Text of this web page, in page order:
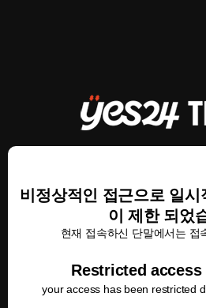
비정상적인 접근으로 일
이 제한 되었
현재 접속하신 단말에서는 접
Restricted
your access has been restricted